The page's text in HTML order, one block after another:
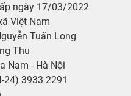
ngày 17/03/2022
Việt Nam
Tuấn Long
Thu
Nam - Hà Nội
24) 3933 2291